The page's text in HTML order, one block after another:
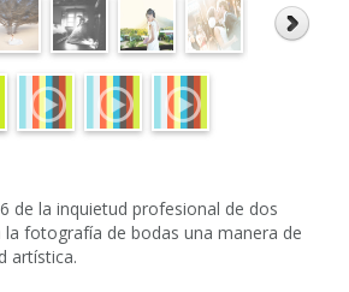
de la inquietud profesional de dos
fotografía de bodas una manera de
artística.